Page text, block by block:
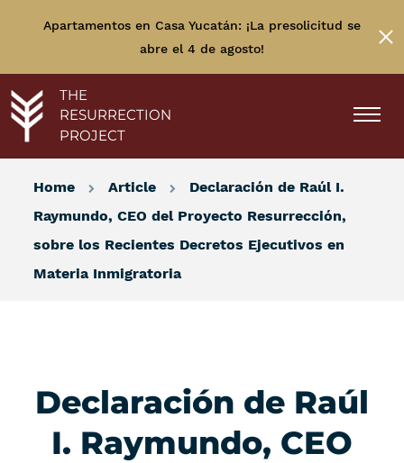
Apartamentos en Casa Yucatán: ¡La presolicitud se
abre el 4 de agosto!
THE
RESURRECTION
PROJECT
Home Article
Declaración de Raúl I.
Raymundo, CEO del Proyecto Resurrección,
sobre los Recientes Decretos Ejecutivos en
Materia Inmigratoria
Declaración de Raúl
I. Raymundo, CEO